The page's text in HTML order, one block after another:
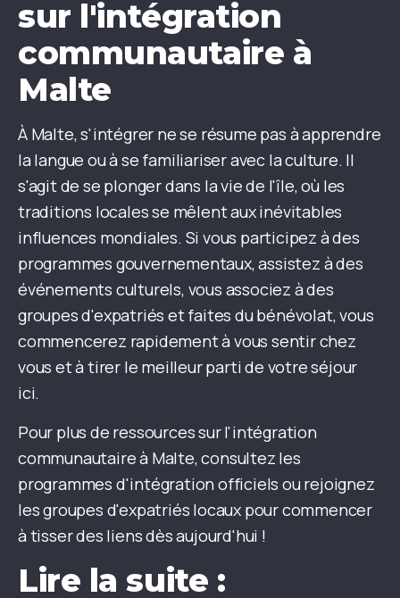
sur l'intégration
communautaire à
Malte
À Malte, s'intégrer ne se résume pas à apprendre
la langue ou à se familiariser avec la culture. Il
s'agit de se plonger dans la vie de l'île, où les
traditions locales se mêlent aux inévitables
influences mondiales. Si vous participez à des
programmes gouvernementaux, assistez à des
événements culturels, vous associez à des
groupes d'expatriés et faites du bénévolat, vous
commencerez rapidement à vous sentir chez
vous et à tirer le meilleur parti de votre séjour
ici.
Pour plus de ressources sur l'intégration
communautaire à Malte, consultez les
programmes d'intégration officiels ou rejoignez
les groupes d'expatriés locaux pour commencer
à tisser des liens dès aujourd'hui !
Lire la suite :